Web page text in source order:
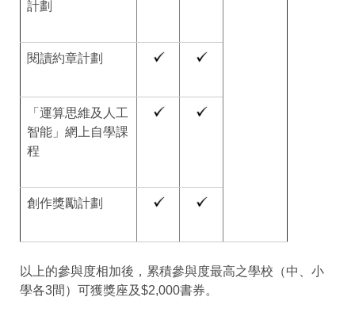
計劃
閱讀約章計劃
「運算思維及人工
智能」網上自學課
程
創作獎勵計劃
以上的參與度相加後，累積參與度最高之學校（中、小
學各3間）可獲獎座及$2,000書券。